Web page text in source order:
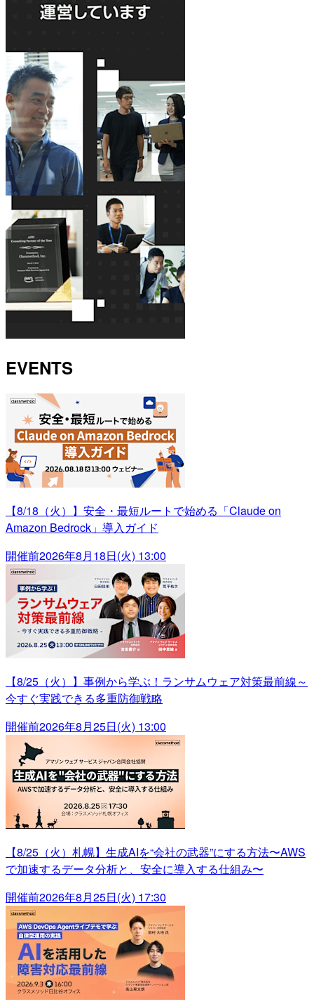
EVENTS
【8/18（火）】安全・最短ルートで始める「Claude on
Amazon Bedrock」導入ガイド
開催前2026年8月18日(火) 13:00
【8/25（火）】事例から学ぶ！ランサムウェア対策最前線～
今すぐ実践できる多重防御戦略
開催前2026年8月25日(火) 13:00
【8/25（火）札幌】生成AIを“会社の武器”にする方法〜AWS
で加速するデータ分析と、安全に導入する仕組み〜
開催前2026年8月25日(火) 17:30